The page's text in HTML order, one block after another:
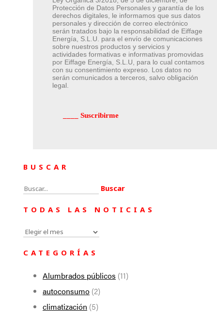
Protección de Datos Personales y garantía de los
derechos digitales, le informamos que sus datos
personales y dirección de correo electrónico
serán tratados bajo la responsabilidad de Eiffage
Energía, S.L.U. para el envío de comunicaciones
sobre nuestros productos y servicios y
actividades formativas e informativas promovidas
por Eiffage Energía, S.L.U, para lo cual contamos
con su consentimiento expreso. Los datos no
serán comunicados a terceros, salvo obligación
legal.
BUSCAR
Buscar:
TODAS LAS NOTICIAS
Todas
CATEGORÍAS
Alumbrados públicos (11)
autoconsumo (2)
climatización (5)